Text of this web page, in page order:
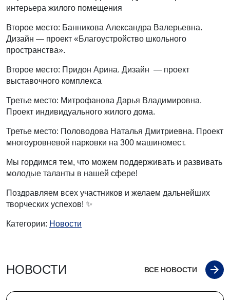
интерьера жилого помещения
Второе место: Банникова Александра Валерьевна.
Дизайн — проект «Благоустройство школьного
пространства».
Второе место: Придон Арина. Дизайн — проект
выставочного комплекса
Третье место: Митрофанова Дарья Владимировна.
Проект индивидуального жилого дома.
Третье место: Половодова Наталья Дмитриевна. Проект
многоуровневой парковки на 300 машиномест.
Мы гордимся тем, что можем поддерживать и развивать
молодые таланты в нашей сфере!
Поздравляем всех участников и желаем дальнейших
творческих успехов! ✨
Категории: Новости
НОВОСТИ ВСЕ НОВОСТИ